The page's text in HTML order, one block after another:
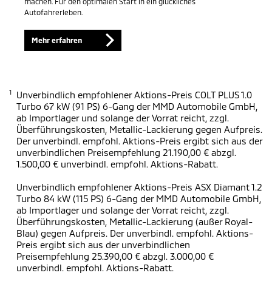
Autofahrerleben.
Mehr erfahren
1
Unverbindlich empfohlener Aktions-Preis COLT PLUS 1.0
Turbo 67 kW (91 PS) 6-Gang der MMD Automobile GmbH,
ab Importlager und solange der Vorrat reicht, zzgl.
Überführungskosten, Metallic-Lackierung gegen Aufpreis.
Der unverbindl. empfohl. Aktions-Preis ergibt sich aus der
unverbindlichen Preisempfehlung 21.190,00 € abzgl.
1.500,00 € unverbindl. empfohl. Aktions-Rabatt.
Unverbindlich empfohlener Aktions-Preis ASX Diamant 1.2
Turbo 84 kW (115 PS) 6-Gang der MMD Automobile GmbH,
ab Importlager und solange der Vorrat reicht, zzgl.
Überführungskosten, Metallic-Lackierung (außer Royal-
Blau) gegen Aufpreis. Der unverbindl. empfohl. Aktions-
Preis ergibt sich aus der unverbindlichen
Preisempfehlung 25.390,00 € abzgl. 3.000,00 €
unverbindl. empfohl. Aktions-Rabatt.